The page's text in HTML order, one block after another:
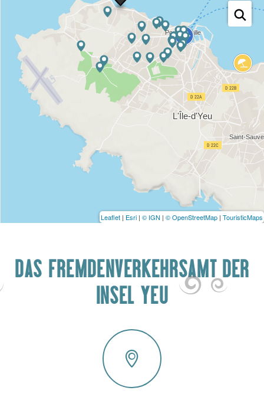
Leaflet | Esri | © IGN | © OpenStreetMap | TouristicMaps
DAS FREMDENVERKEHRSAMT DER
INSEL YEU